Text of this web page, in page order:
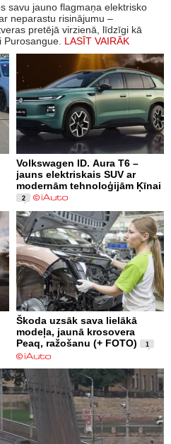
savu jauno flagmaņa elektrisko
neparastu risinājumu –
pretējā virzienā, līdzīgi kā
LASĪT VAIRĀK
Volkswagen ID. Aura T6 –
jauns elektriskais SUV ar
modernām tehnoloģijām Ķīnai
2
Škoda uzsāk sava lielākā
modeļa, jaunā krosovera
Peaq, ražošanu (+ FOTO)
1